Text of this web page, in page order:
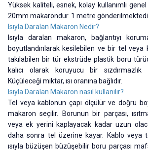
Yüksek kaliteli, esnek, kolay kullanımlı genel
20mm makarondur. 1 metre
Isıyla Daralan Makaron Nedir?
Isıyla daralan makaron, bağlantıyı
boyutlandırılarak kesilebilen ve bir tel
takılabilen bir tür ekstrüde plastik boru
kalıcı olarak koruyucu bir sızdırmazlık
Küçüleceği miktar, ısı oranına bağlıdır.
Isıyla Daralan Makaron nasıl kullanılır?
Tel veya kablonun çapı ölçülür ve doğru
makaron seçilir. Borunun bir parçası,
veya ek yerini kaplayacak kadar uzun
daha sonra tel üzerine kayar. Kablo veya
ısıyla büzüşen büzüşebilir boru parçası